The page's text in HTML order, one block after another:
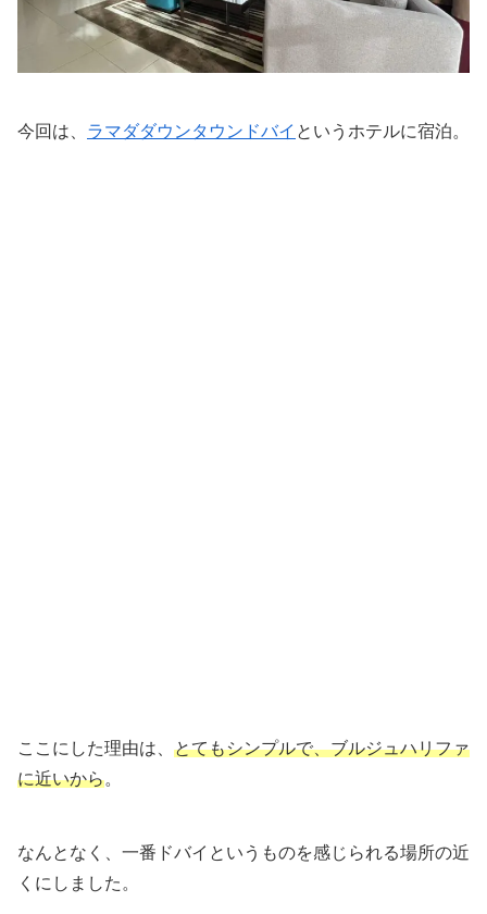
今回は、 ラマダダウンタウンドバイ というホテルに宿泊。
ここにした理由は、 とてもシンプルで、ブルジュハリファ
に近いから。
なんとなく、一番ドバイというものを感じられる場所の近
くにしました。